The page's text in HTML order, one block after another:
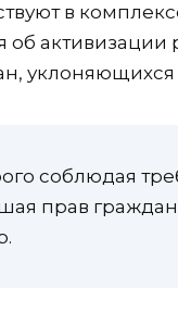
в
об активизации
уклоняющихся
соблюдая
прав